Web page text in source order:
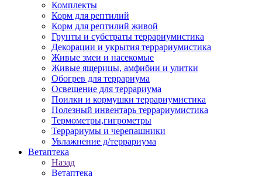
Комплекты
Корм для рептилий
Корм для рептилий живой
Грунты и субстраты террариумистика
Декорации и укрытия террариумистика
Живые змеи и насекомые
Живые ящерицы, амфибии и улитки
Обогрев для террариума
Освещение для террариума
Поилки и кормушки террариумистика
Полезный инвентарь террариумистика
Термометры,гигрометры
Террариумы и черепашники
Увлажнение д/террариума
Ветаптека
Назад
Ветаптека